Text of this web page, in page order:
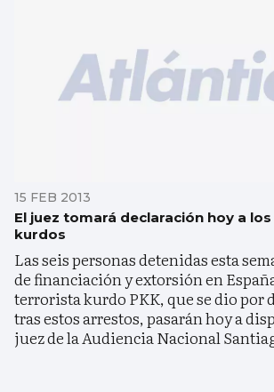
15 FEB 2013
El juez tomará declaración hoy a
kurdos
Las seis personas detenidas esta
de financiación y extorsión en
terrorista kurdo PKK, que se dio por
tras estos arrestos, pasarán hoy a
juez de la Audiencia Nacional